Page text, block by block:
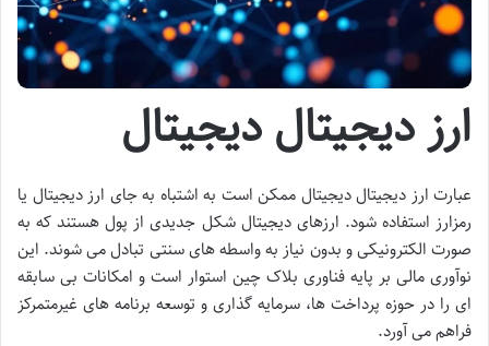
ارز دیجیتال دیجیتال
عبارت ارز دیجیتال دیجیتال ممکن است به اشتباه به جای ارز دیجیتال یا
رمزارز استفاده شود. ارزهای دیجیتال شکل جدیدی از پول هستند که به
صورت الکترونیکی و بدون نیاز به واسطه های سنتی تبادل می شوند. این
نوآوری مالی بر پایه فناوری بلاک چین استوار است و امکانات بی سابقه
ای را در حوزه پرداخت ها، سرمایه گذاری و توسعه برنامه های غیرمتمرکز
فراهم می آورد.